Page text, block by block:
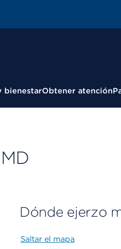
bienestarObtener atención
Dónde ejerzo
Saltar el mapa